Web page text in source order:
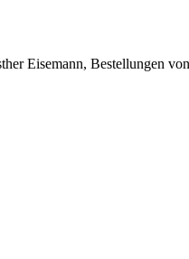
Eisemann, Bestellungen